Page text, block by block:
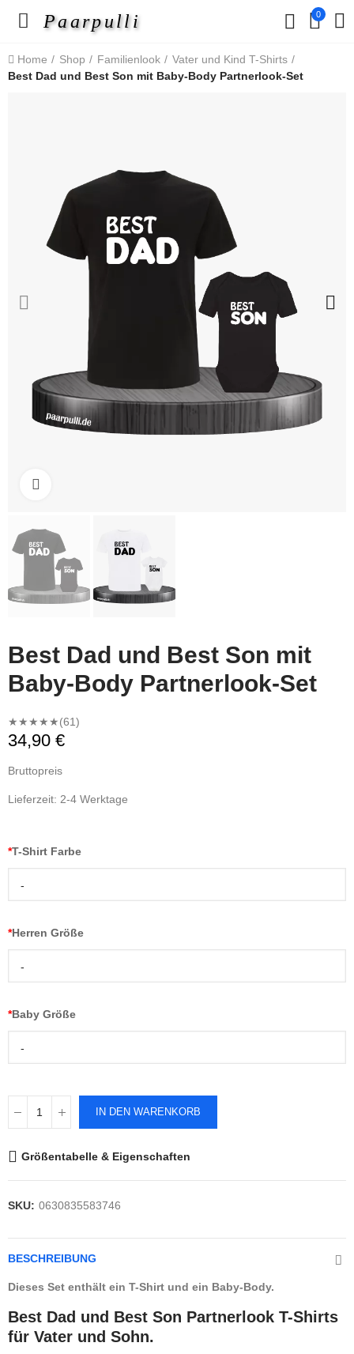
Paarpulli 0
Home Shop Familienlook
Vater und Kind T-Shirts
Best Dad und Best Son mit Baby-Body Partnerlook-Set
Best Dad und Best Son mit
Baby-Body Partnerlook-Set
★★★★★(61)
34,90 €
Bruttopreis
Lieferzeit: 2-4 Werktage
*T-Shirt Farbe
-
*Herren Größe
-
*Baby Größe
-
IN DEN WARENKORB
Größentabelle & Eigenschaften
SKU: 0630835583746
BESCHREIBUNG
Dieses Set enthält ein T-Shirt und ein Baby-Body.
Best Dad und Best Son Partnerlook T-Shirts
für Vater und Sohn.